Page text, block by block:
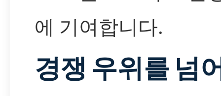
에 기여합니다.
경쟁 우위를 넘